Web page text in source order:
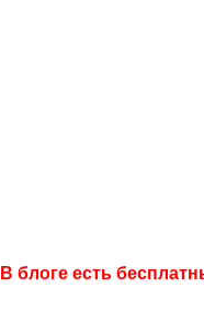
В блоге есть